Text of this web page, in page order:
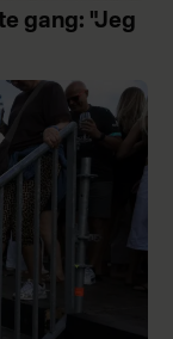
gang: "Jeg